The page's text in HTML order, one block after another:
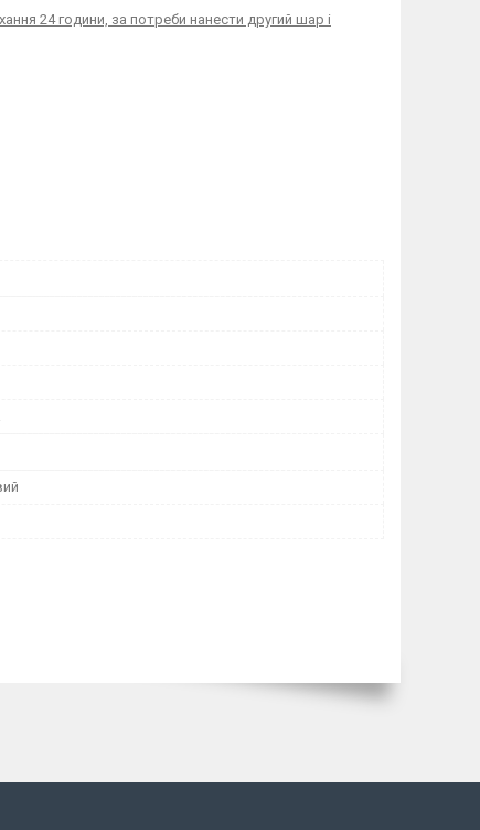
24 години, за потреби нанести другий шар і